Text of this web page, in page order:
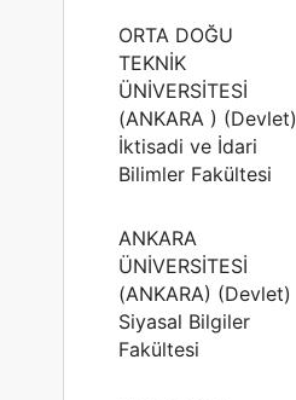
ORTA DOĞU
TEKNİK
ÜNİVERSİTESİ
(ANKARA ) (Devlet)
İktisadi ve İdari
Bilimler Fakültesi
ANKARA
ÜNİVERSİTESİ
(ANKARA) (Devlet)
Siyasal Bilgiler
Fakültesi